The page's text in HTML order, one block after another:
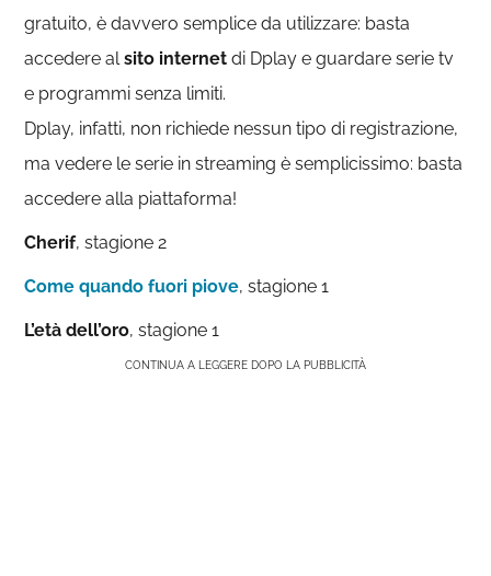
gratuito, è davvero semplice da utilizzare: basta
accedere alsito internet di Dplay e guardare serie tv
e programmi senza limiti.
Dplay, infatti, non richiede nessun tipo di registrazione,
ma vedere le serie in streaming è semplicissimo: basta
accedere alla piattaforma!
Cherif, stagione 2
Come quando fuori piove, stagione 1
L’età dell’oro, stagione 1
CONTINUA A LEGGERE DOPO LA PUBBLICITÀ